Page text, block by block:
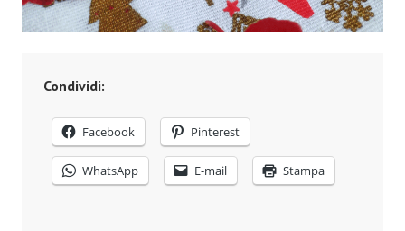
Condividi:
Facebook Pinterest
WhatsApp E-mail Stampa